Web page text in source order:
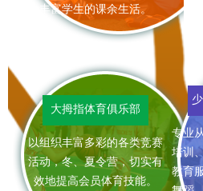
丰富学生的课余生活。
以组织丰富多彩的各类竞赛
活动，冬、夏令营，切实有
效地提高会员体育技能。
大拇指体育俱乐部
专业
培训
教育